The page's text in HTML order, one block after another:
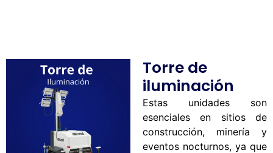
Torre de
iluminación
Estas unidades son
esenciales en sitios de
construcción, minería y
eventos nocturnos, ya que